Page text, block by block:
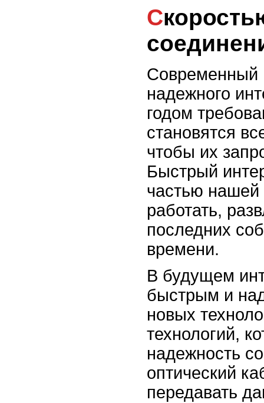
Скоростью и надежностью
Современный
надежного
годом
становятся
чтобы их
Быстрый
частью нашей
работать,
последних
времени.
В будущем
быстрым и
новых
технологий,
надежность
оптический
передавать